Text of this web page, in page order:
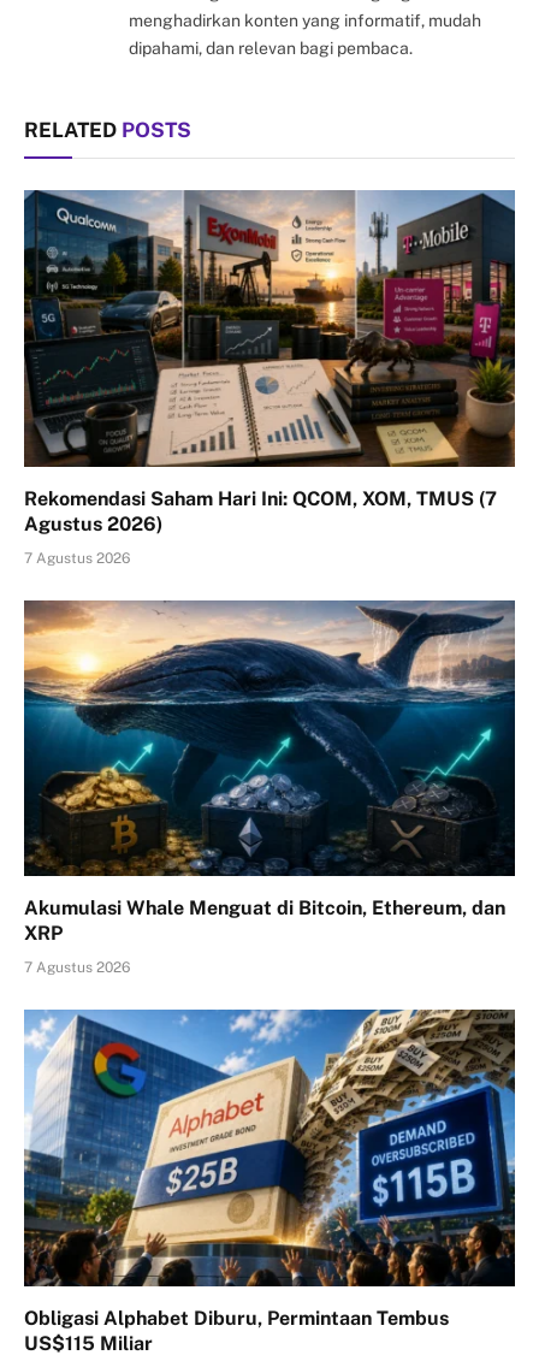
menghadirkan konten yang informatif, mudah
dipahami, dan relevan bagi pembaca.
RELATED POSTS
Rekomendasi Saham Hari Ini: QCOM, XOM, TMUS (7
Agustus 2026)
7 Agustus 2026
Akumulasi Whale Menguat di Bitcoin, Ethereum, dan
XRP
7 Agustus 2026
Obligasi Alphabet Diburu, Permintaan Tembus
US$115 Miliar